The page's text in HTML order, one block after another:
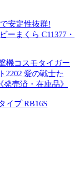
安定性抜群!
ーまくら C11377・
機コスモタイガー
2202 愛の戦士た
売済・在庫品》
イプ RB16S